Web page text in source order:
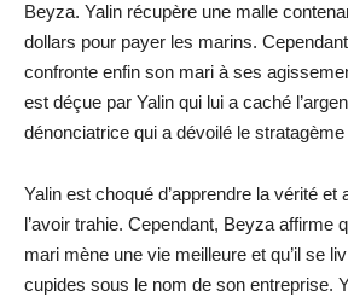
Beyza. Yalin récupère une malle
dollars pour payer les marins.
confronte enfin son mari à ses
est déçue par Yalin qui lui a caché
dénonciatrice qui a dévoilé le stratagème
Yalin est choqué d’apprendre la vérité
l’avoir trahie. Cependant, Beyza affirme
mari mène une vie meilleure et qu’il se
cupides sous le nom de son entreprise.